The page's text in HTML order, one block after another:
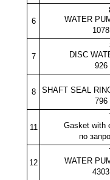
6
WATER
7
DISC
926
8
SHAFT SEAL
796
11
Gasket with
по
12
WATER